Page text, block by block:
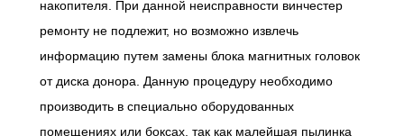
накопителя. При данной неисправности винчестер
ремонту не подлежит, но возможно извлечь
информацию путем замены блока магнитных головок
от диска донора. Данную процедуру необходимо
производить в специально оборудованных
помещениях или боксах, так как малейшая пылинка